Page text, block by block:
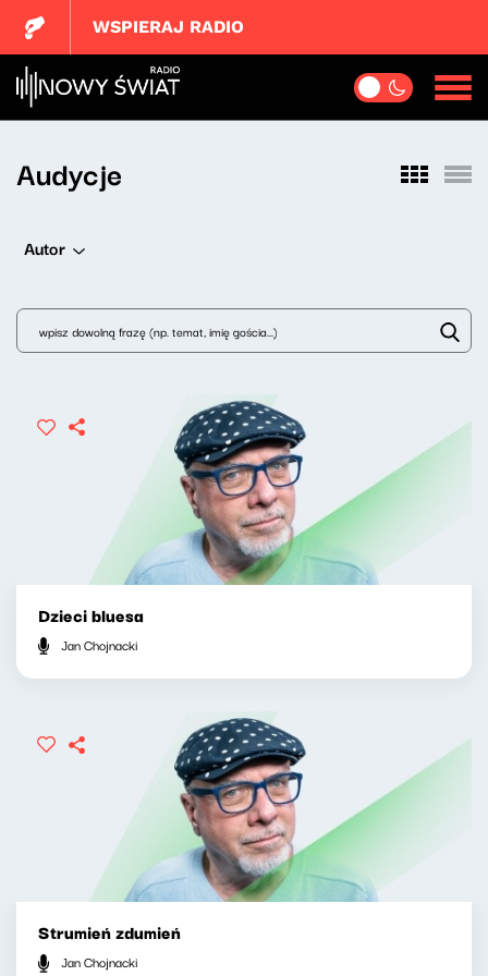
WSPIERAJ RADIO
Audycje
Autor
Dzieci bluesa
Jan Chojnacki
Strumień zdumień
Jan Chojnacki